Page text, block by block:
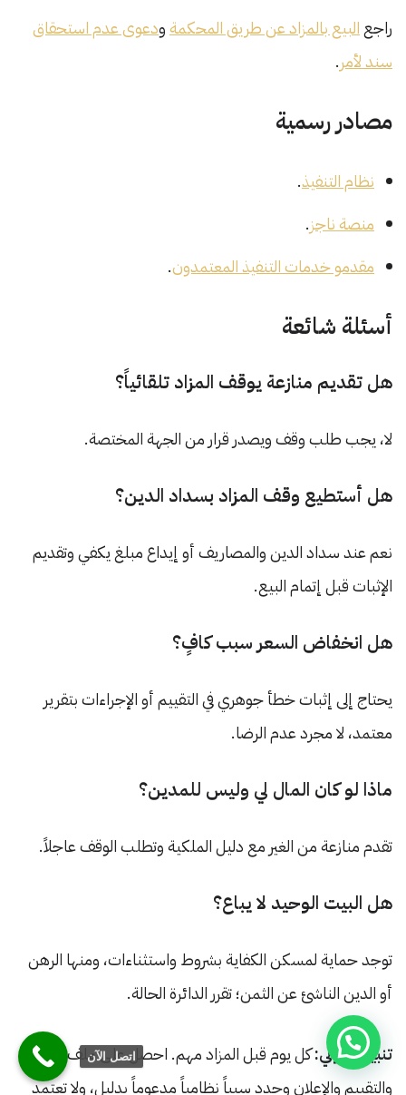
راجع البيع بالمزاد عن طريق المحكمة ودعوى عدم استحقاق
سند لأمر.
مصادر رسمية
نظام التنفيذ.
منصة ناجز.
مقدمو خدمات التنفيذ المعتمدون.
أسئلة شائعة
هل تقديم منازعة يوقف المزاد تلقائياً؟
لا، يجب طلب وقف ويصدر قرار من الجهة المختصة.
هل أستطيع وقف المزاد بسداد الدين؟
نعم عند سداد الدين والمصاريف أو إيداع مبلغ يكفي وتقديم
الإثبات قبل إتمام البيع.
هل انخفاض السعر سبب كافٍ؟
يحتاج إلى إثبات خطأ جوهري في التقييم أو الإجراءات بتقرير
معتمد، لا مجرد عدم الرضا.
ماذا لو كان المال لي وليس للمدين؟
تقدم منازعة من الغير مع دليل الملكية وتطلب الوقف عاجلاً.
هل البيت الوحيد لا يباع؟
توجد حماية لمسكن الكفاية بشروط واستثناءات، ومنها الرهن
أو الدين الناشئ عن الثمن؛ تقرر الدائرة الحالة.
تنبيه قانوني:كل يوم قبل المزاد مهم. احصل على ملف التنفيذ
والتقييم والإعلان وحدد سبباً نظامياً مدعوماً بدليل، ولا تعتمد
اتصل الآن